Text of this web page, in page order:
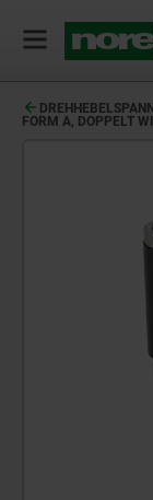
FORM A, DOPPELT